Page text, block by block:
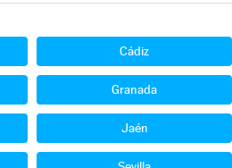
Cádiz
Granada
Jaén